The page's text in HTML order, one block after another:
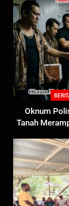
Oknum
Tanah